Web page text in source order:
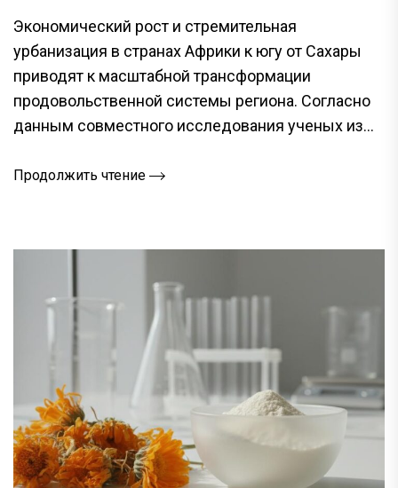
Экономический рост и стремительная
урбанизация в странах Африки к югу от Сахары
приводят к масштабной трансформации
продовольственной системы региона. Согласно
данным совместного исследования ученых из...
Продолжить чтение